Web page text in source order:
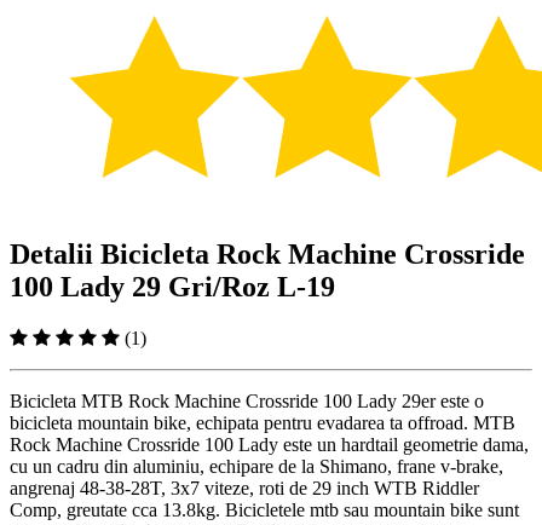
Detalii Bicicleta Rock Machine Crossride
100 Lady 29 Gri/Roz L-19
(1)
Bicicleta MTB Rock Machine Crossride 100 Lady 29er este o
bicicleta mountain bike, echipata pentru evadarea ta offroad. MTB
Rock Machine Crossride 100 Lady este un hardtail geometrie dama,
cu un cadru din aluminiu, echipare de la Shimano, frane v-brake,
angrenaj 48-38-28T, 3x7 viteze, roti de 29 inch WTB Riddler
Comp, greutate cca 13.8kg. Bicicletele mtb sau mountain bike sunt